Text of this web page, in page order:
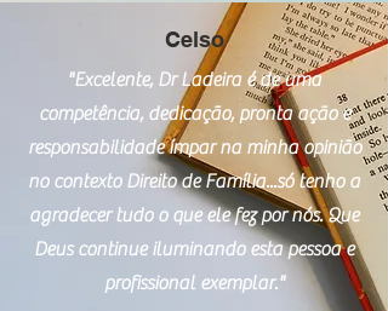
Celso
"Excelente, Dr Ladeira é de uma
competência, dedicação, pronta ação e
responsabilidade ímpar na minha opinião
no contexto Direito de Família...só tenho a
agradecer tudo o que ele fez por nós. Que
Deus continue iluminando esta pessoa e
profissional exemplar."